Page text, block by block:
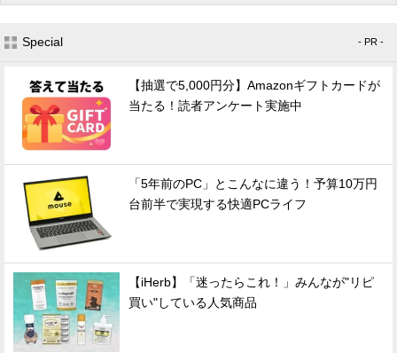
Special - PR -
【抽選で5,000円分】Amazonギフトカードが
当たる！読者アンケート実施中
「5年前のPC」とこんなに違う！予算10万円
台前半で実現する快適PCライフ
【iHerb】「迷ったらこれ！」みんなが"リピ
買い"している人気商品